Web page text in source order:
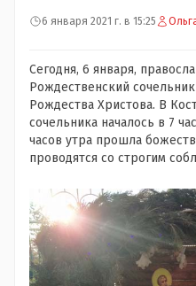
6 января 2021 г. в 15:25
Сегодня, 6 января,
Рождественский
Рождества Христова. В
сочельника началось в 7
часов утра прошла
проводятся со строгим